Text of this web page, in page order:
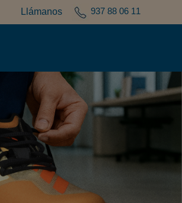
Llámanos 937 88 06 11